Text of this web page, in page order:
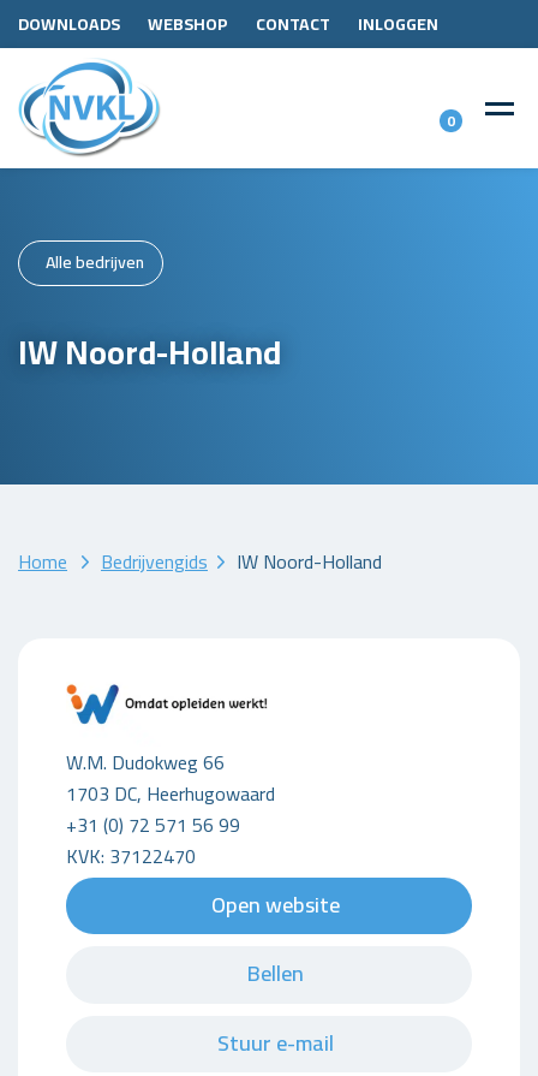
DOWNLOADS WEBSHOP CONTACT INLOGGEN
0
Alle bedrijven
IW Noord-Holland
Home Bedrijvengids IW Noord-Holland
W.M. Dudokweg 66
1703 DC, Heerhugowaard
+31 (0) 72 571 56 99
KVK: 37122470
Open website
Bellen
Stuur e-mail